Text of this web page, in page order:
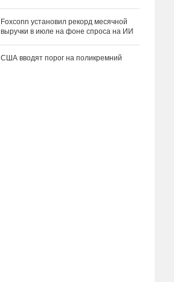
Foxconn установил рекорд месячной
выручки в июле на фоне спроса на ИИ
США вводят порог на поликремний